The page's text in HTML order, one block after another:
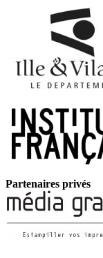
Partenaires privés